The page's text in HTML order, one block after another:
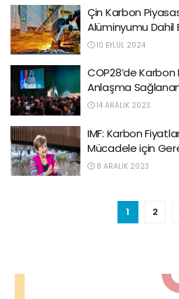
Çin Karbon
Alüminyumu Dahil
10 EYLÜL 2024
COP28’de
Anlaşma
14 ARALIK 2023
IMF: Karbon
Mücadele için
8 ARALIK 2023
1 2